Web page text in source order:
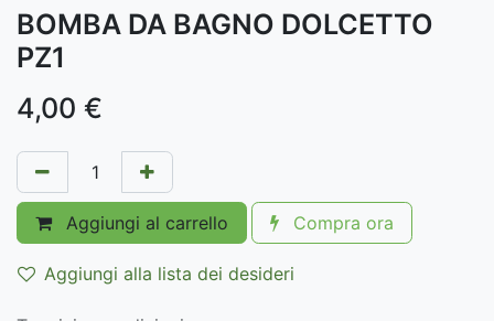
BOMBA DA BAGNO DOLCETTO
PZ1
4,00 €
Aggiungi al carrello Compra ora
Aggiungi alla lista dei desideri